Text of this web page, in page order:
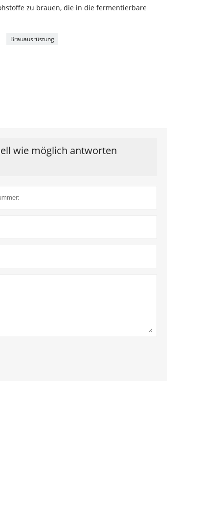
zu brauen, die in die fermentierbare
Brauausrüstung
wie möglich antworten